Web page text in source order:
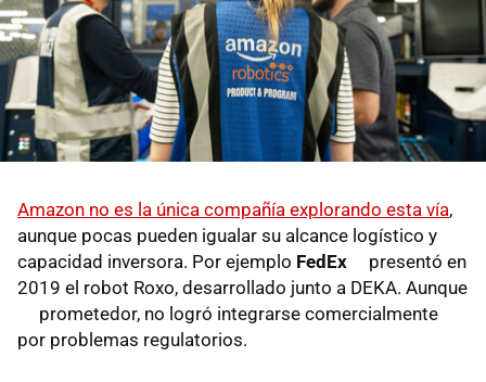
Amazon no es la única compañía explorando esta vía,
aunque pocas pueden igualar su alcance logístico y
capacidad inversora. Por ejemplo FedEx presentó en
2019 el robot Roxo, desarrollado junto a DEKA. Aunque
prometedor, no logró integrarse comercialmente
por problemas regulatorios.